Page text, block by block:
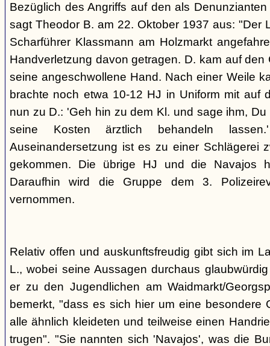
Bezüglich des Angriffs auf den als
sagt Theodor B. am 22. Oktober 1937 aus: "Der
Scharführer Klassmann am Holzmarkt
Handverletzung davon getragen. D. kam auf den
seine angeschwollene Hand. Nach einer Weile
brachte noch etwa 10-12 HJ in Uniform mit auf
nun zu D.: 'Geh hin zu dem Kl. und sage ihm,
seine Kosten ärztlich behandeln
Auseinandersetzung ist es zu einer Schlägerei
gekommen. Die übrige HJ und die Navajos
Daraufhin wird die Gruppe dem 3.
vernommen.
Relativ offen und auskunftsfreudig gibt sich im
L., wobei seine Aussagen durchaus
er zu den Jugendlichen am Waidmarkt/
bemerkt, "dass es sich hier um eine besondere
alle ähnlich kleideten und teilweise einen
trugen". "Sie nannten sich 'Navajos', was die